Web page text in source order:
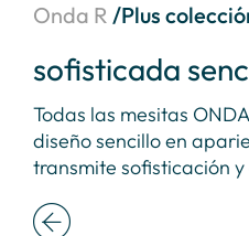
Onda R /Plus
sofisticada
Todas las mesitas
diseño sencillo en
transmite sofisticación y